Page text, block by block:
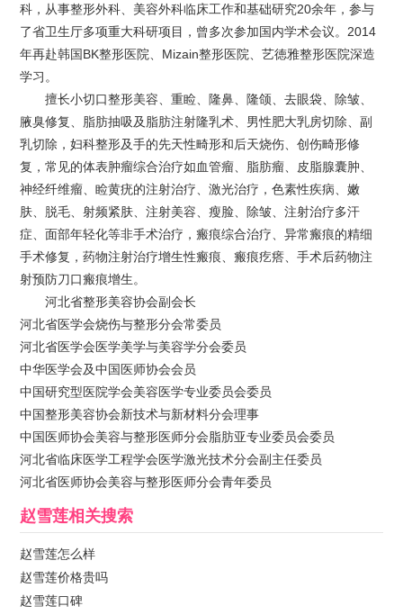
科，从事整形外科、美容外科临床工作和基础研究20余年，参与
了省卫生厅多项重大科研项目，曾多次参加国内学术会议。2014
年再赴韩国BK整形医院、Mizain整形医院、艺徳雅整形医院深造
学习。
擅长小切口整形美容、重睑、隆鼻、隆颌、去眼袋、除皱、
腋臭修复、脂肪抽吸及脂肪注射隆乳术、男性肥大乳房切除、副
乳切除，妇科整形及手的先天性畸形和后天烧伤、创伤畸形修
复，常见的体表肿瘤综合治疗如血管瘤、脂肪瘤、皮脂腺囊肿、
神经纤维瘤、睑黄疣的注射治疗、激光治疗，色素性疾病、嫩
肤、脱毛、射频紧肤、注射美容、瘦脸、除皱、注射治疗多汗
症、面部年轻化等非手术治疗，瘢痕综合治疗、异常瘢痕的精细
手术修复，药物注射治疗增生性瘢痕、瘢痕疙瘩、手术后药物注
射预防刀口瘢痕增生。
河北省整形美容协会副会长
河北省医学会烧伤与整形分会常委员
河北省医学会医学美学与美容学分会委员
中华医学会及中国医师协会会员
中国研究型医院学会美容医学专业委员会委员
中国整形美容协会新技术与新材料分会理事
中国医师协会美容与整形医师分会脂肪亚专业委员会委员
河北省临床医学工程学会医学激光技术分会副主任委员
河北省医师协会美容与整形医师分会青年委员
赵雪莲相关搜索
赵雪莲怎么样
赵雪莲价格贵吗
赵雪莲口碑